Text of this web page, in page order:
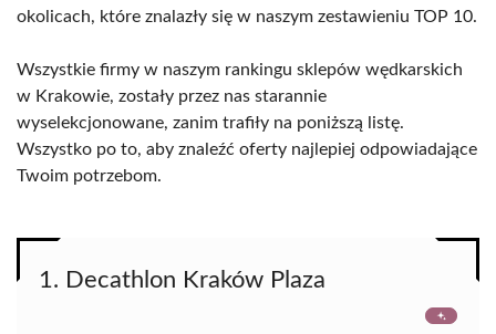
okolicach, które znalazły się w naszym zestawieniu TOP 10.
Wszystkie firmy w naszym rankingu sklepów wędkarskich
w Krakowie, zostały przez nas starannie
wyselekcjonowane, zanim trafiły na poniższą listę.
Wszystko po to, aby znaleźć oferty najlepiej odpowiadające
Twoim potrzebom.
1. Decathlon Kraków Plaza